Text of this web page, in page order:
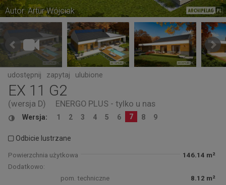
Autor: Artur Wójciak
udostępnij zapytaj ulubione
EX 11 G2
(wersja D) ENERGO PLUS - tylko u nas
Wersja: 1 2 3 4 5 6 7 8 9
Odbicie lustrzane
Powierzchnia użytkowa
146.14 m²
Dodatkowo:
pom. techniczne
8.12 m²